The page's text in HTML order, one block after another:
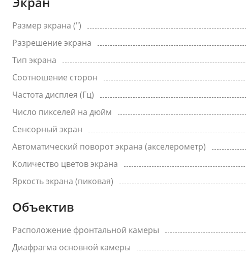
Размер экрана (")
Разрешение экрана
Тип экрана
Соотношение сторон
Частота дисплея (Гц)
Число пикселей на дюйм
Сенсорный экран
Автоматический поворот экрана (акселерометр)
Количество цветов экрана
Яркость экрана (пиковая)
Объектив
Расположение фронтальной камеры
Диафрагма основной камеры